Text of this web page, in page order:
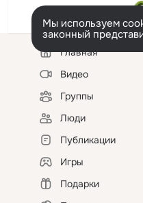
Мы используем
законный
Левая
колонкаГлавная
Видео
Группы
Люди
Публикации
Игры
Подарки